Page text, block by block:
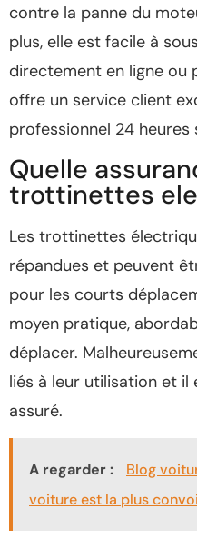
contre la panne du
plus, elle est facile à
directement en ligne ou
offre un service client
professionnel 24 heures
Quelle
trottinettes
Les trottinettes
répandues et peuvent
pour les courts
moyen pratique,
déplacer.
liés à leur utilisation et
assuré.
A regarder :
Blog
voiture est la plus